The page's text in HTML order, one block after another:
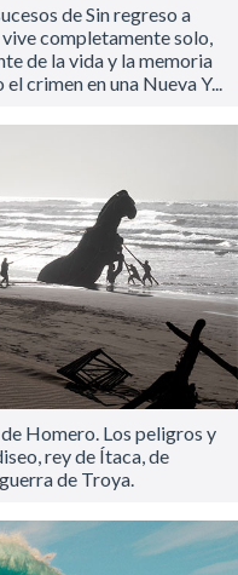
de Sin regreso a
completamente solo,
de la vida y la memoria
crimen en una Nueva Y...
Homero. Los peligros y
rey de Ítaca, de
de Troya.